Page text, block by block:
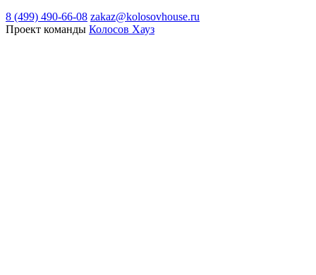
8 (499) 490-66-08 zakaz@kolosovhouse.ru
Проект команды Колосов Хауз